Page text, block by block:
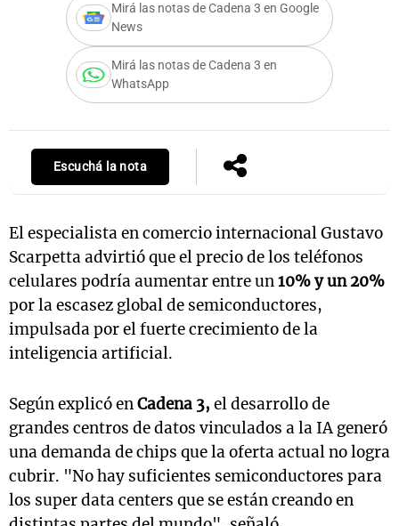
Mirá las notas de Cadena 3 en Google
News
Mirá las notas de Cadena 3 en
WhatsApp
Escuchá la nota
El especialista en comercio internacional Gustavo
Scarpetta advirtió que el precio de los teléfonos
celulares podría aumentar entre un10% y un 20%
por la escasez global de semiconductores,
impulsada por el fuerte crecimiento de la
inteligencia artificial.
Según explicó enCadena 3, el desarrollo de
grandes centros de datos vinculados a la IA generó
una demanda de chips que la oferta actual no logra
cubrir. "No hay suficientes semiconductores para
los super data centers que se están creando en